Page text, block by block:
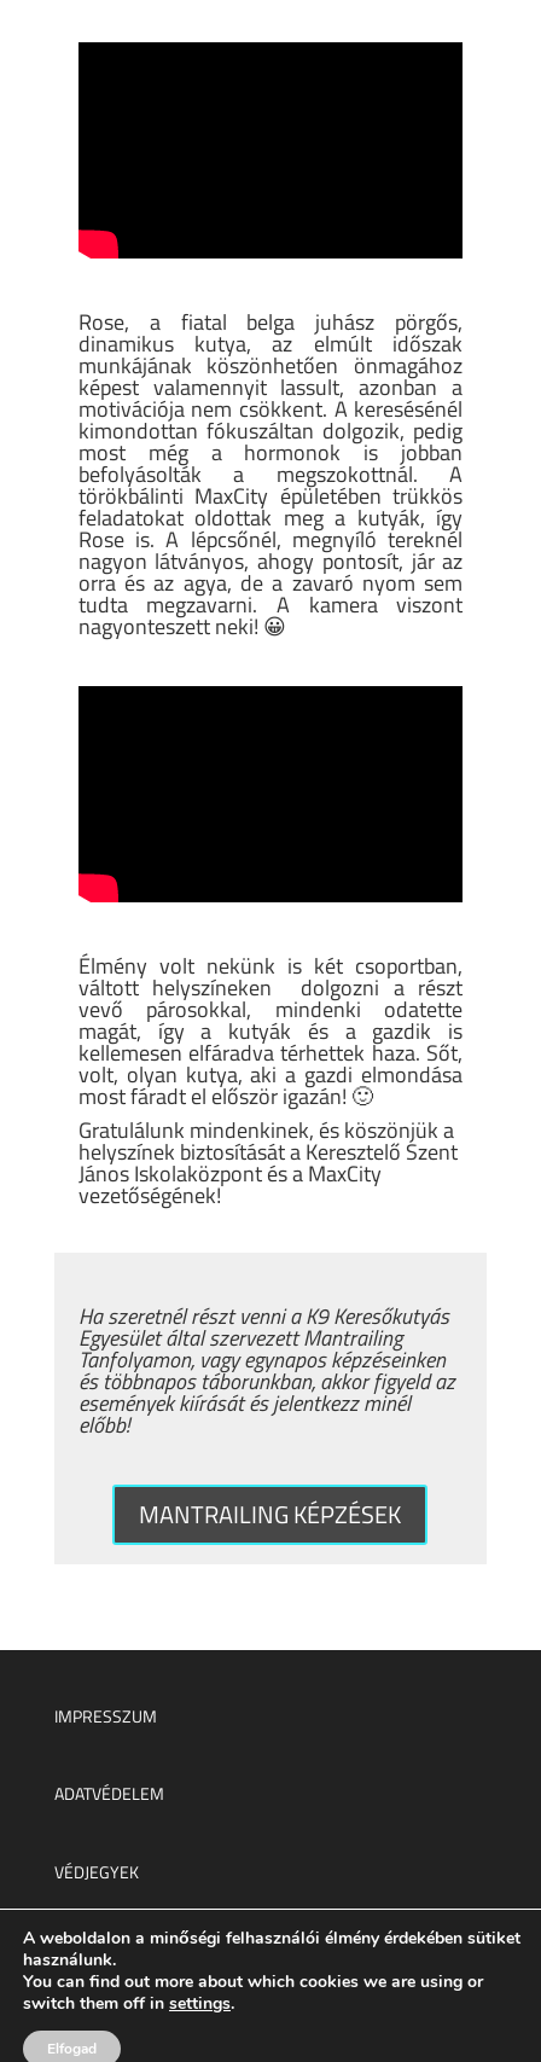
Rose, a fiatal belga juhász pörgős,
dinamikus kutya, az elmúlt időszak
munkájának köszönhetően önmagához
képest valamennyit lassult, azonban a
motivációja nem csökkent. A keresésénél
kimondottan fókuszáltan dolgozik, pedig
most még a hormonok is jobban
befolyásolták a megszokottnál. A
törökbálinti MaxCity épületében trükkös
feladatokat oldottak meg a kutyák, így
Rose is. A lépcsőnél, megnyíló tereknél
nagyon látványos, ahogy pontosít, jár az
orra és az agya, de a zavaró nyom sem
tudta megzavarni. A kamera viszont
nagyonteszett neki! 😀
Élmény volt nekünk is két csoportban,
váltott helyszíneken dolgozni a részt
vevő párosokkal, mindenki odatette
magát, így a kutyák és a gazdik is
kellemesen elfáradva térhettek haza. Sőt,
volt, olyan kutya, aki a gazdi elmondása
most fáradt el először igazán! 🙂
Gratulálunk mindenkinek, és köszönjük a
helyszínek biztosítását a Keresztelő Szent
János Iskolaközpont és a MaxCity
vezetőségének!
Ha szeretnél részt venni a K9 Keresőkutyás
Egyesület által szervezett Mantrailing
Tanfolyamon, vagy egynapos képzéseinken
és többnapos táborunkban, akkor figyeld az
események kiírását és jelentkezz minél
előbb!
MANTRAILING KÉPZÉSEK
IMPRESSZUM
ADATVÉDELEM
VÉDJEGYEK
Minden jog fenntartva © 2025.
A weboldalon a minőségi felhasználói élmény érdekében sütiket
használunk.
You can find out more about which cookies we are using or
switch them off in settings.
Elfogad